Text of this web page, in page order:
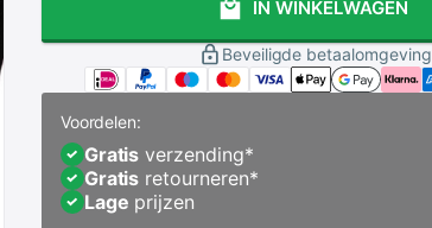
IN WINKELWAGEN
Beveiligde betaalomgeving
Voordelen:
Gratis verzending*
Gratis retourneren*
Lage prijzen